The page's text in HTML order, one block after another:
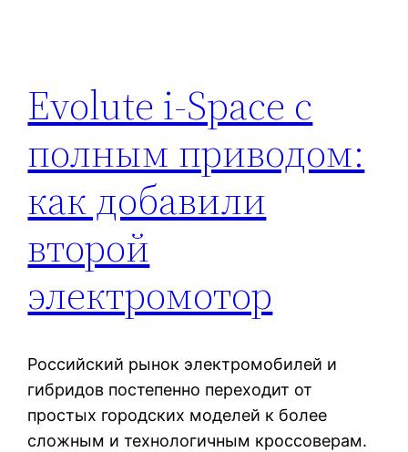
Evolute i-Space с
полным приводом:
как добавили
второй
электромотор
Российский рынок электромобилей и
гибридов постепенно переходит от
простых городских моделей к более
сложным и технологичным кроссоверам.